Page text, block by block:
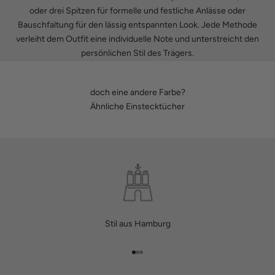
oder drei Spitzen für formelle und festliche Anlässe oder
Bauschfaltung für den lässig entspannten Look. Jede Methode
verleiht dem Outfit eine individuelle Note und unterstreicht den
persönlichen Stil des Trägers.
doch eine andere Farbe?
Ähnliche Einstecktücher
Stil aus Hamburg
Gehe zu Element 1
Gehe zu Element 2
Gehe zu Element 3